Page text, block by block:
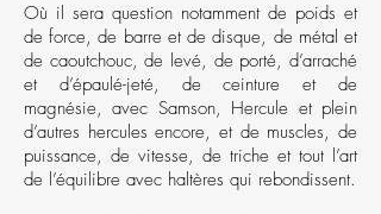
Où il sera question notamment de poids et
de force, de barre et de disque, de métal et
de caoutchouc, de levé, de porté, d’arraché
et d’épaulé-jeté, de ceinture et de
magnésie, avec Samson, Hercule et plein
d’autres hercules encore, et de muscles, de
puissance, de vitesse, de triche et tout l’art
de l’équilibre avec haltères qui rebondissent.